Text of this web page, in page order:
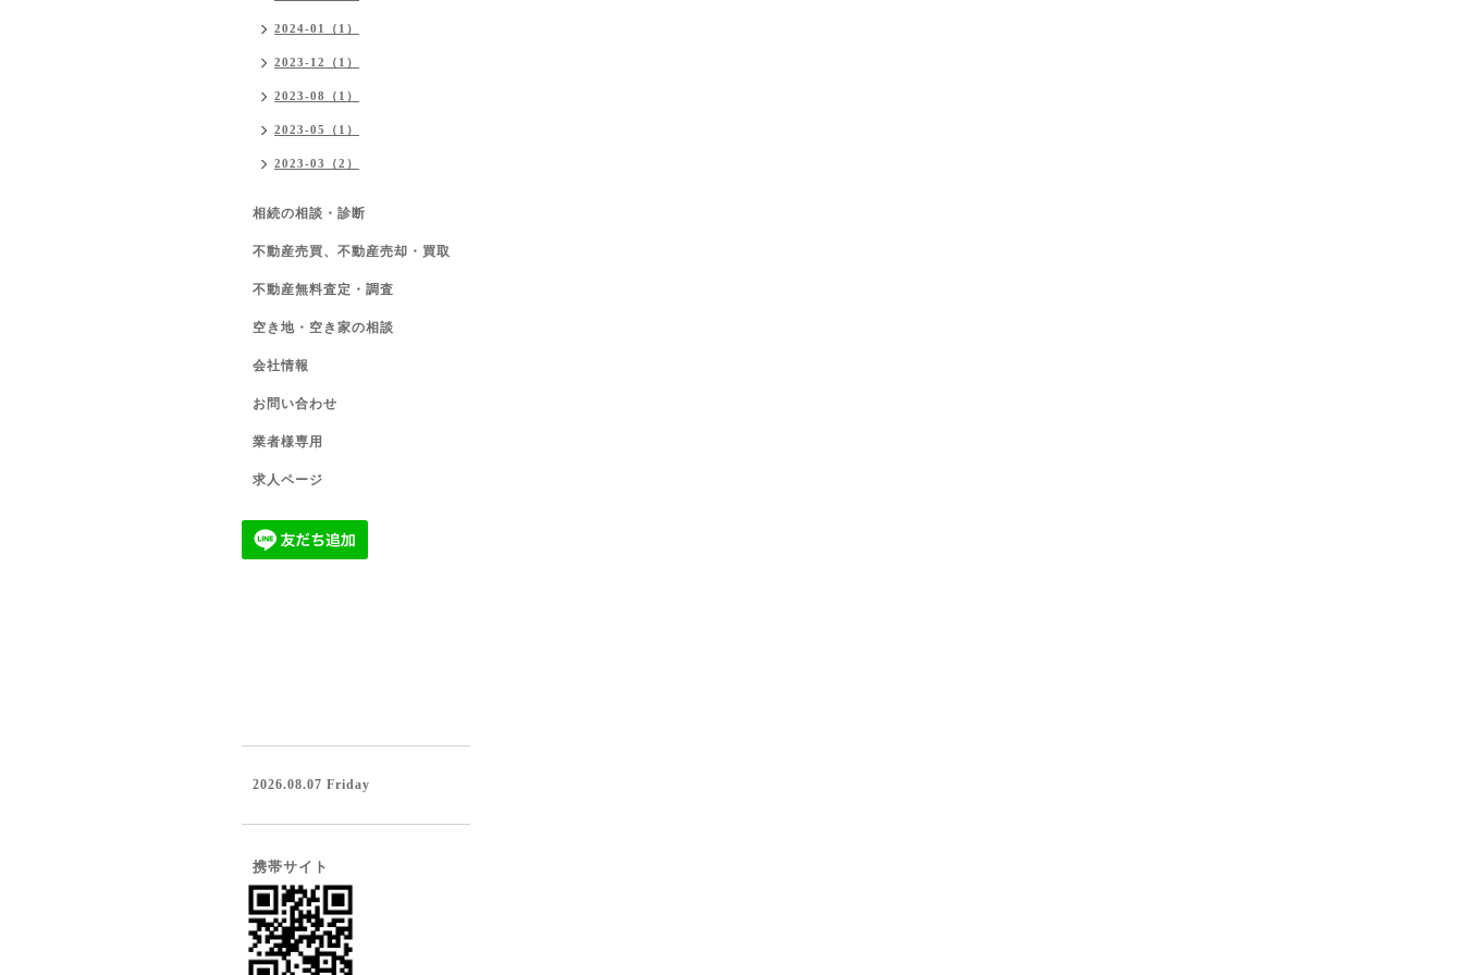
2024-01（1）
2023-12（1）
2023-08（1）
2023-05（1）
2023-03（2）
相続の相談・診断
不動産売買、不動産売却・買取
不動産無料査定・調査
空き地・空き家の相談
会社情報
お問い合わせ
業者様専用
求人ページ
2026.08.07 Friday
携帯サイト